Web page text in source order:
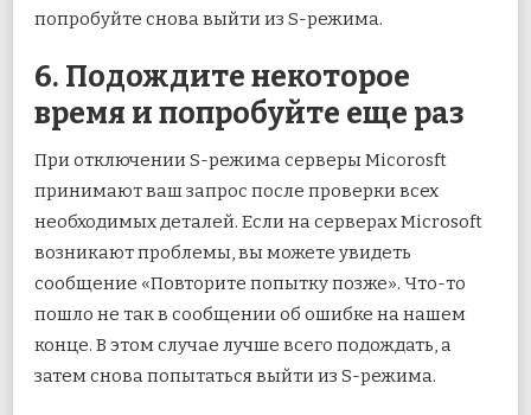
попробуйте снова выйти из S-режима.
6. Подождите некоторое
время и попробуйте еще раз
При отключении S-режима серверы Micorosft
принимают ваш запрос после проверки всех
необходимых деталей. Если на серверах Microsoft
возникают проблемы, вы можете увидеть
сообщение «Повторите попытку позже». Что-то
пошло не так в сообщении об ошибке на нашем
конце. В этом случае лучше всего подождать, а
затем снова попытаться выйти из S-режима.